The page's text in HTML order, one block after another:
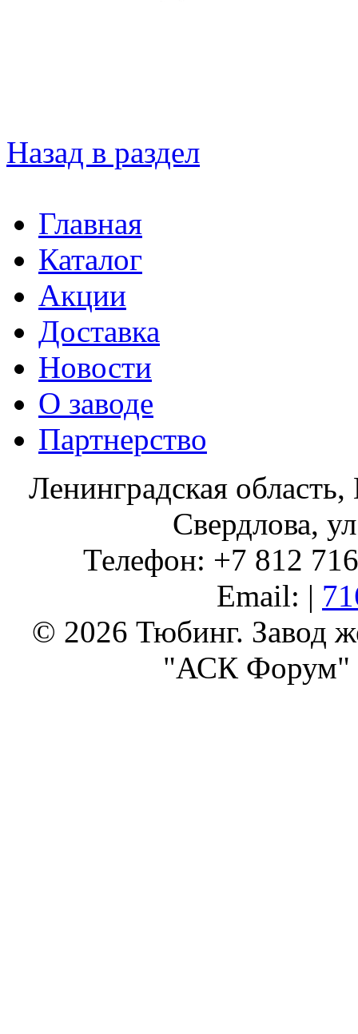
Назад в раздел
Главная
Каталог
Акции
Доставка
Новости
О заводе
Партнерство
Ленинградская
Свердлова,
Телефон: +7 812
Email: |
© 2026 Тюбинг. Завод
"АСК Форум"